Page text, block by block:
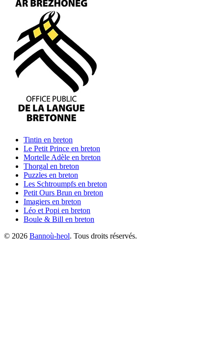
Tintin en breton
Le Petit Prince en breton
Mortelle Adèle en breton
Thorgal en breton
Puzzles en breton
Les Schtroumpfs en breton
Petit Ours Brun en breton
Imagiers en breton
Léo et Popi en breton
Boule & Bill en breton
© 2026 Bannoù-heol. Tous droits réservés.